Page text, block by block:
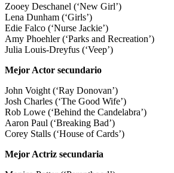
Zooey Deschanel (‘New Girl’)
Lena Dunham (‘Girls’)
Edie Falco (‘Nurse Jackie’)
Amy Phoehler (‘Parks and Recreation’)
Julia Louis-Dreyfus (‘Veep’)
Mejor Actor secundario
John Voight (‘Ray Donovan’)
Josh Charles (‘The Good Wife’)
Rob Lowe (‘Behind the Candelabra’)
Aaron Paul (‘Breaking Bad’)
Corey Stalls (‘House of Cards’)
Mejor Actriz secundaria